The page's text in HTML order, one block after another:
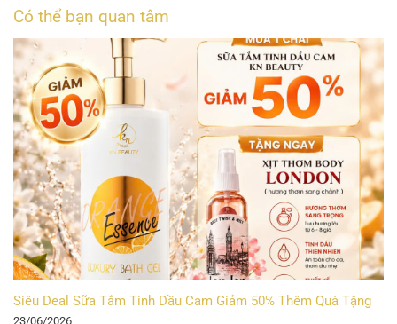
Có thể bạn quan tâm
Siêu Deal Sữa Tắm Tinh Dầu Cam Giảm 50% Thêm Quà Tặng
23/06/2026